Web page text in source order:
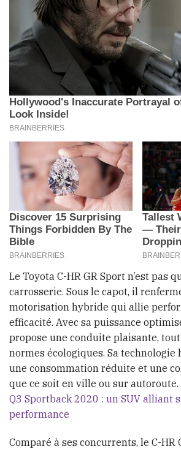
Le Toyota C-HR GR Sport n’est pas
carrosserie. Sous le capot, il
motorisation hybride qui allie
efficacité. Avec sa puissance
propose une conduite plaisante,
normes écologiques. Sa
une consommation réduite et une
que ce soit en ville ou sur autoroute.
Q3 Sportback 2020 : un SUV alliant
performance
Comparé à ses concurrents, le C-HR